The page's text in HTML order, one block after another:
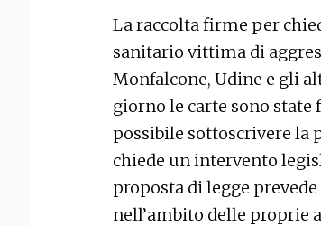
La raccolta firme per
sanitario vittima di
Monfalcone, Udine e gli
giorno le carte sono state
possibile sottoscrivere la
chiede un intervento
proposta di legge
nell’ambito delle proprie